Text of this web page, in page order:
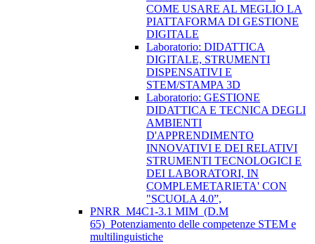
COME USARE AL MEGLIO LA
PIATTAFORMA DI GESTIONE
DIGITALE
Laboratorio: DIDATTICA
DIGITALE, STRUMENTI
DISPENSATIVI E
STEM/STAMPA 3D
Laboratorio: GESTIONE
DIDATTICA E TECNICA DEGLI
AMBIENTI
D'APPRENDIMENTO
INNOVATIVI E DEI RELATIVI
STRUMENTI TECNOLOGICI E
DEI LABORATORI, IN
COMPLEMETARIETA' CON
"SCUOLA 4.0”,
PNRR_M4C1-3.1 MIM_(D.M
65)_Potenziamento delle competenze STEM e
multilinguistiche